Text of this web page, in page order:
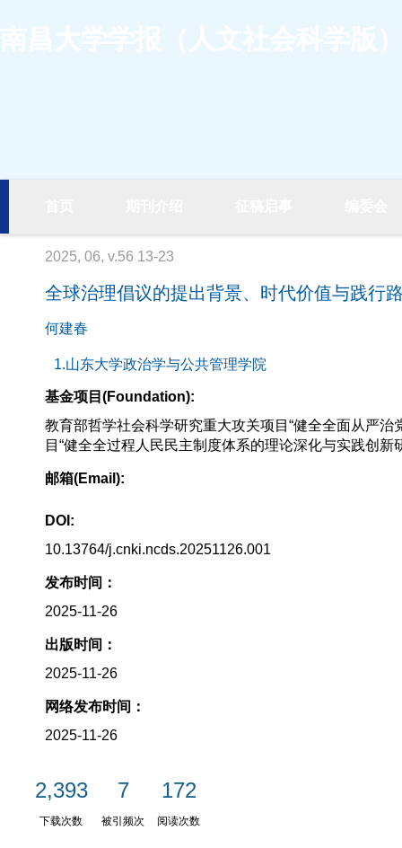
2025, 06, v.56 13-23
全球治理倡议的提出背景、时代价值与践行
何建春
1.山东大学政治学与公共管理学院
基金项目(Foundation):
教育部哲学社会科学研究重大攻关项目“健全全面从严
目“健全全过程人民民主制度体系的理论深化与实践创新
邮箱(Email):
DOI:
10.13764/j.cnki.ncds.20251126.001
发布时间：
2025-11-26
出版时间：
2025-11-26
网络发布时间：
2025-11-26
2,393 7 172
下载次数 被引频次 阅读次数